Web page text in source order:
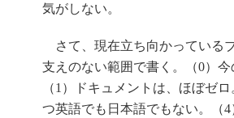
気がしない。
さて、現在立ち向かっている
支えのない範囲で書く。（0）
（1）ドキュメントは、ほぼゼ
つ英語でも日本語でもない。（